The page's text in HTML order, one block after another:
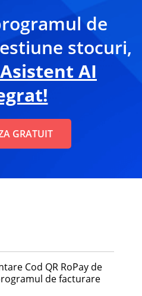
de
stocuri,
AI
GRATUIT
Cod QR RoPay de
de facturare